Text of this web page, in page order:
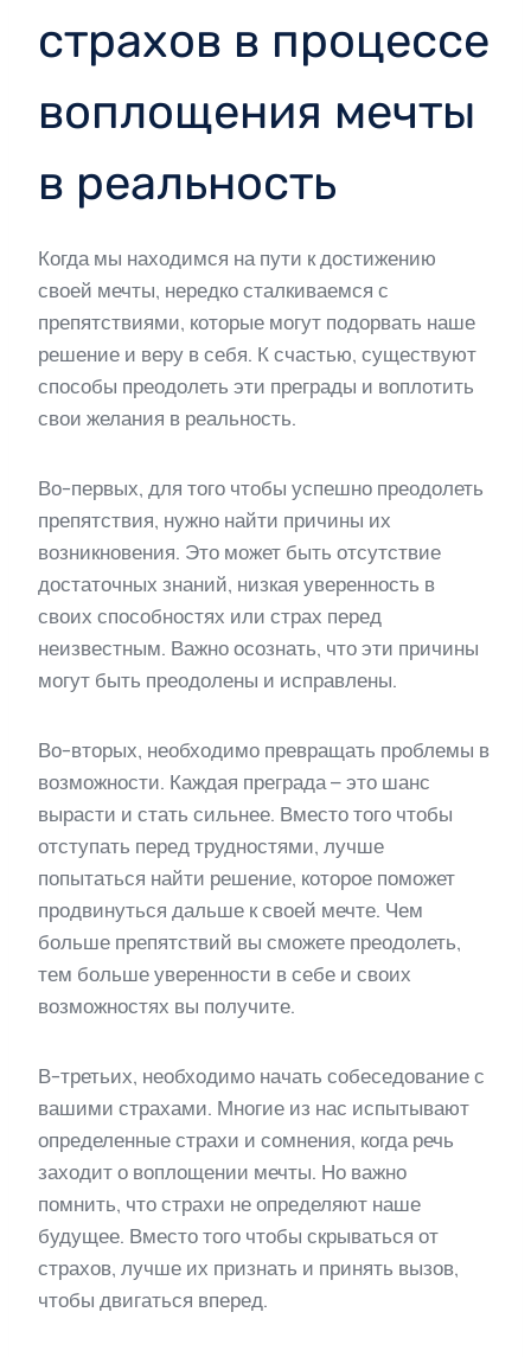
страхов в процессе
воплощения мечты
в реальность
Когда мы находимся на пути к достижению
своей мечты, нередко сталкиваемся с
препятствиями, которые могут подорвать наше
решение и веру в себя. К счастью, существуют
способы преодолеть эти преграды и воплотить
свои желания в реальность.
Во-первых, для того чтобы успешно преодолеть
препятствия, нужно найти причины их
возникновения. Это может быть отсутствие
достаточных знаний, низкая уверенность в
своих способностях или страх перед
неизвестным. Важно осознать, что эти причины
могут быть преодолены и исправлены.
Во-вторых, необходимо превращать проблемы в
возможности. Каждая преграда – это шанс
вырасти и стать сильнее. Вместо того чтобы
отступать перед трудностями, лучше
попытаться найти решение, которое поможет
продвинуться дальше к своей мечте. Чем
больше препятствий вы сможете преодолеть,
тем больше уверенности в себе и своих
возможностях вы получите.
В-третьих, необходимо начать собеседование с
вашими страхами. Многие из нас испытывают
определенные страхи и сомнения, когда речь
заходит о воплощении мечты. Но важно
помнить, что страхи не определяют наше
будущее. Вместо того чтобы скрываться от
страхов, лучше их признать и принять вызов,
чтобы двигаться вперед.